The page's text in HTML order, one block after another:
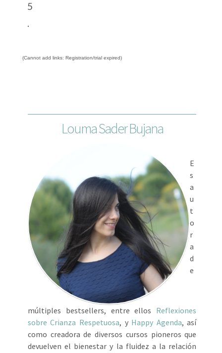
5
.
(Cannot add links: Registration/trial expired)
Louma Sader Bujana
E
s
a
u
t
o
r
a
d
e
múltiples bestsellers, entre ellos Reflexiones
sobre Crianza Respetuosa, y Happy Agenda, así
como creadora de diversos cursos pioneros que
devuelven el bienestar y la fluidez a la relación